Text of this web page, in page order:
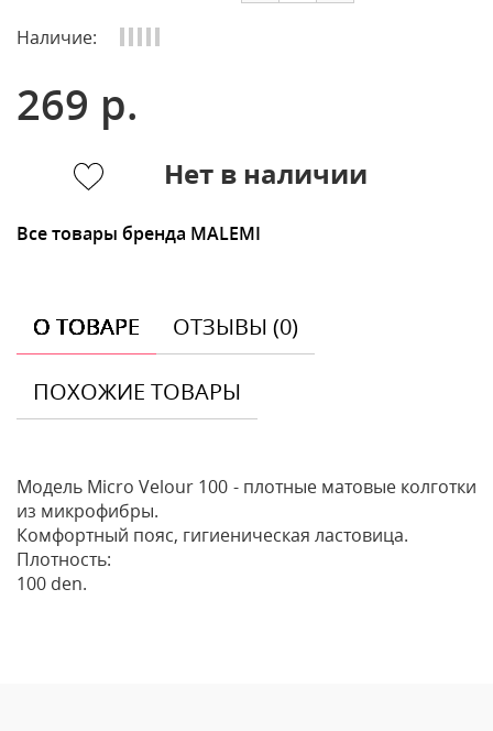
Наличие:
269 р.
Нет в наличии
Все товары бренда MALEMI
О ТОВАРЕ ОТЗЫВЫ (0)
ПОХОЖИЕ ТОВАРЫ
Модель Micro Velour 100 - плотные матовые колготки
из микрофибры.
Комфортный пояс, гигиеническая ластовица.
Плотность:
100 den.